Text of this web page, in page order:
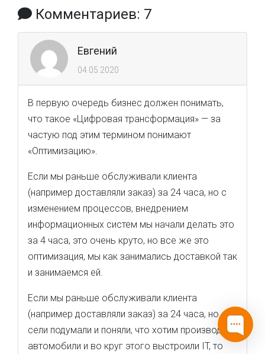
Комментариев: 7
Евгений
04.05.2020
В первую очередь бизнес должен понимать,
что такое «Цифровая трансформация» — за
частую под этим термином понимают
«Оптимизацию».
Если мы раньше обслуживали клиента
(например доставляли заказ) за 24 часа, но с
изменением процессов, внедрением
информационных систем мы начали делать это
за 4 часа, это очень круто, но все же это
оптимизация, мы как занимались доставкой так
и занимаемся ей.
Если мы раньше обслуживали клиента
(например доставляли заказ) за 24 часа, но
сели подумали и поняли, что хотим производить
автомобили и во круг этого выстроили IT, то